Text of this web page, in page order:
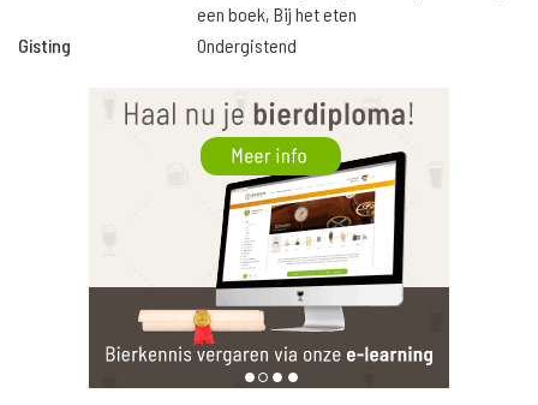
een boek, Bij het eten
Gisting
Ondergistend